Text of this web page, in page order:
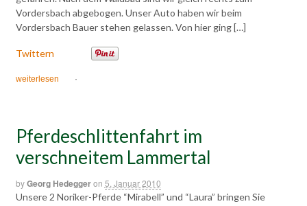
Vordersbach abgebogen. Unser Auto haben wir beim
Vordersbach Bauer stehen gelassen. Von hier ging […]
Twittern
weiterlesen ·
Pferdeschlittenfahrt im
verschneitem Lammertal
byGeorg Hedeggeron 5. Januar 2010
Unsere 2 Noriker-Pferde “Mirabell” und “Laura” bringen Sie